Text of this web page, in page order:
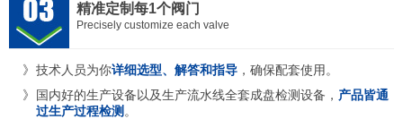
精准定制每1个阀门
Precisely customize each valve
技术人员为你详细选型、解答和指导 ，确保配套使用。
国内好的生产设备以及生产流水线全套成盘检测设备， 产品皆通
过生产过程检测 。